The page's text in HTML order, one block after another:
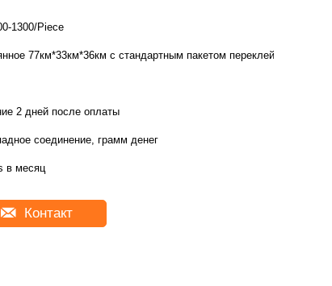
1300/Piece
77км*33км*36км с стандартным пакетом переклейки
2 дней после оплаты
соединение, грамм денег
в месяц
Контакт